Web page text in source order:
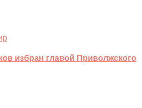
избран главой Приволжского